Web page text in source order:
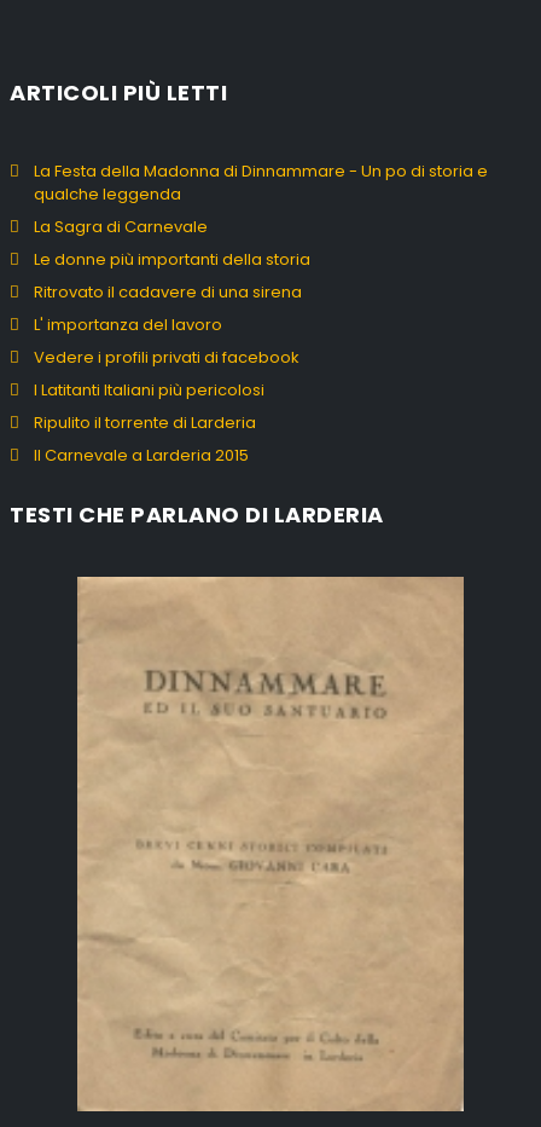
ARTICOLI PIÙ LETTI
La Festa della Madonna di Dinnammare - Un po di storia e
qualche leggenda
La Sagra di Carnevale
Le donne più importanti della storia
Ritrovato il cadavere di una sirena
L' importanza del lavoro
Vedere i profili privati di facebook
I Latitanti Italiani più pericolosi
Ripulito il torrente di Larderia
Il Carnevale a Larderia 2015
TESTI CHE PARLANO DI LARDERIA